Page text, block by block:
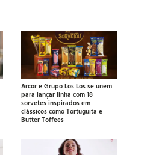
Arcor e Grupo Los Los se unem
para lançar linha com 18
sorvetes inspirados em
clássicos como Tortuguita e
Butter Toffees